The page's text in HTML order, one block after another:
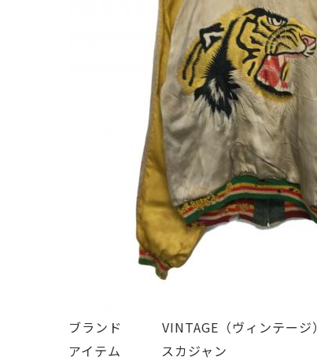
ブランド   VINTAGE（ヴィンテージ）
アイテム   スカジャン